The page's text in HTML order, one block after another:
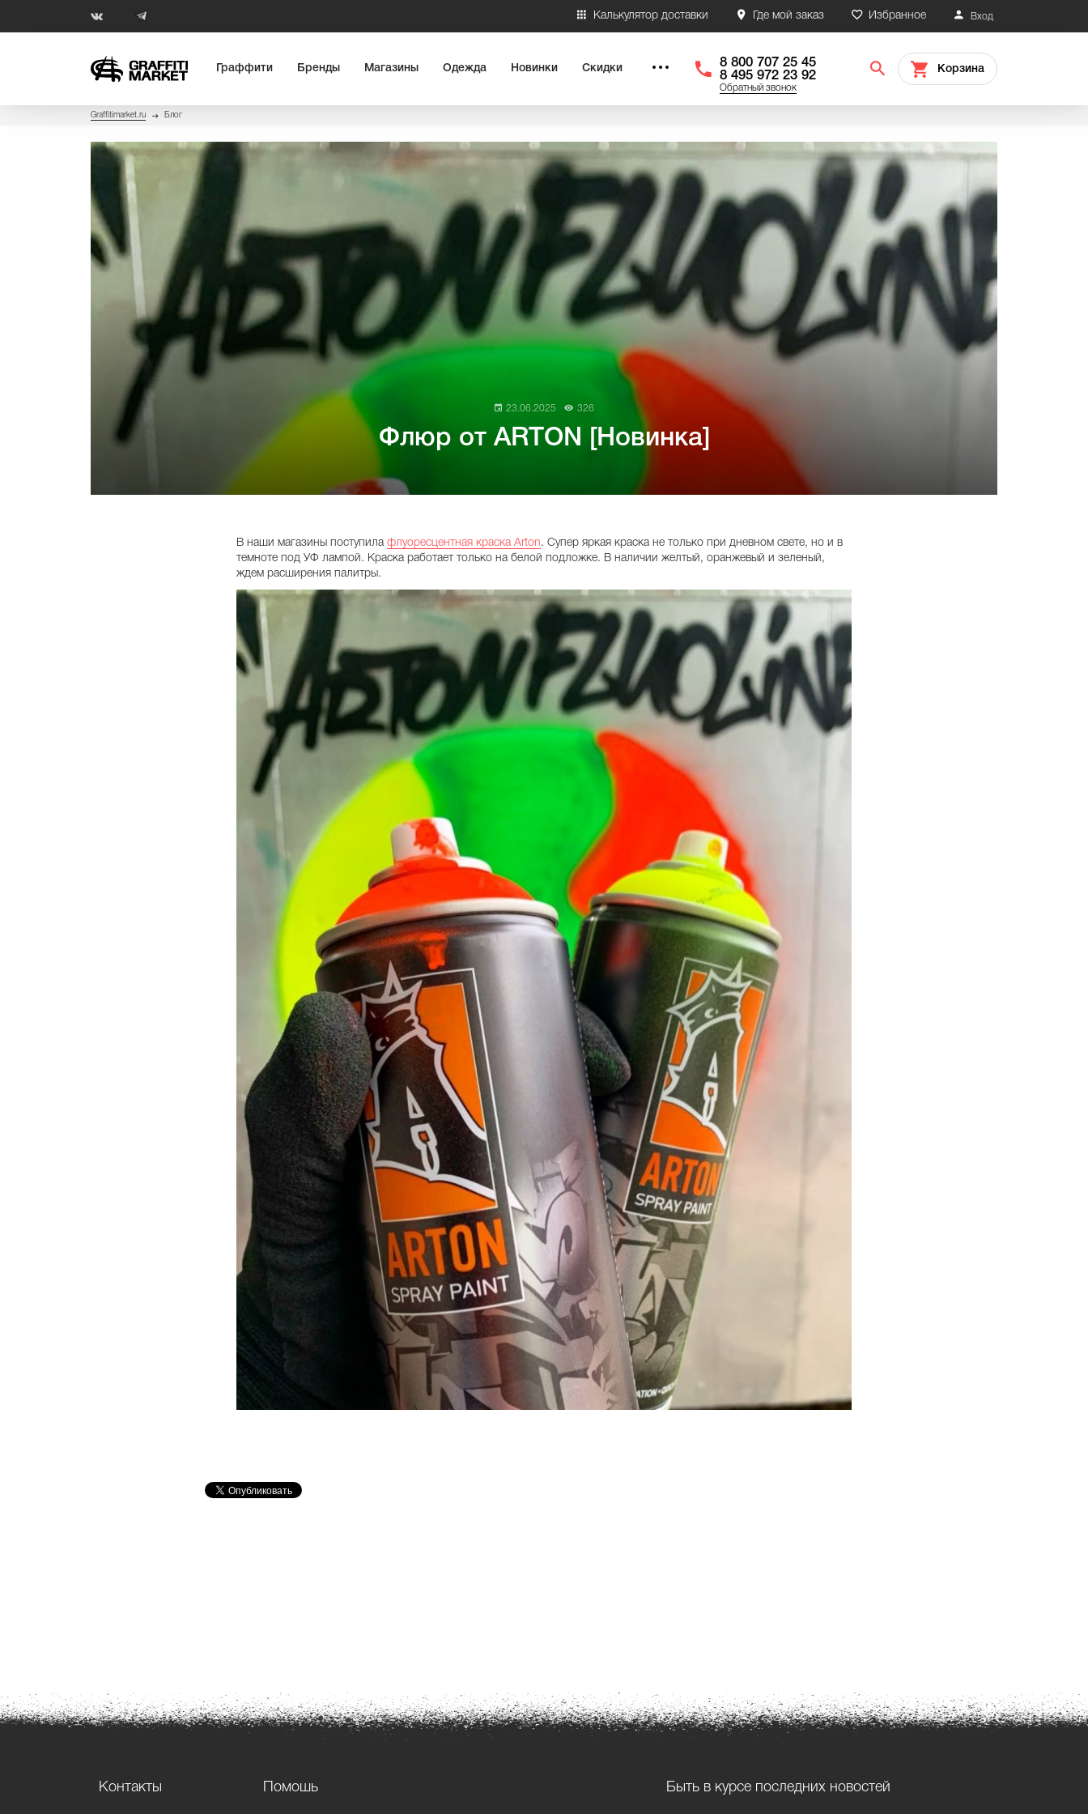
Вход
Избранное
Где мой заказ
Калькулятор доставки
Граффити Бренды Магазины Одежда Новинки Скидки
8 800 707 25 45
8 495 972 23 92
Обратный звонок
Корзина
Graffitimarket.ru Блог
23.06.2025 326
Флюр от ARTON [Новинка]
В наши магазины поступила флуоресцентная краска Arton. Супер яркая краска не только при дневном свете, но и в
темноте под УФ лампой. Краска работает только на белой подложке. В наличии желтый, оранжевый и зеленый,
ждем расширения палитры.
Быть в курсе последних новостей
Контакты Помошь